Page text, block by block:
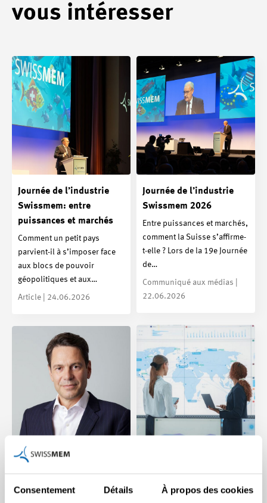
Consentement Détails À propos des cookies
vous intéresser
Journée de l’industrie
Swissmem: entre
puissances et marchés
Comment un petit pays
parvient-il à s’imposer face
aux blocs de pouvoir
géopolitiques et aux…
Article | 24.06.2026
Journée de l’industrie
Swissmem 2026
Entre puissances et marchés,
comment la Suisse s’affirme-
t-elle ? Lors de la 19e Journée
de…
Communiqué aux médias |
22.06.2026
supérieure : révisions,
WEF 2026 : l’important
scène